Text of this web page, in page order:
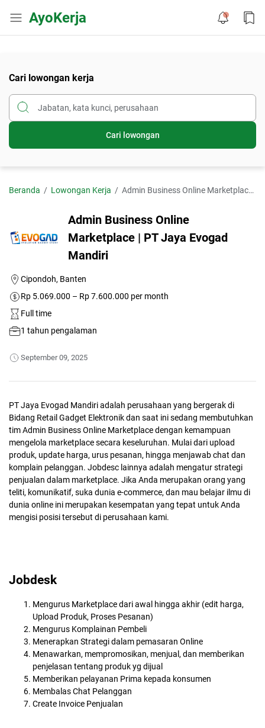
AyoKerja
Cari lowongan kerja
Cari lowongan
Beranda Lowongan Kerja Admin Business Online Marketplace | PT Jaya Evogad Mandiri
Admin Business Online
Marketplace | PT Jaya Evogad
Mandiri
Cipondoh, Banten
Rp 5.069.000 – Rp 7.600.000 per month
Full time
1 tahun pengalaman
September 09, 2025
PT Jaya Evogad Mandiri adalah perusahaan yang bergerak di
Bidang Retail Gadget Elektronik dan saat ini sedang membutuhkan
tim Admin Business Online Marketplace dengan kemampuan
mengelola marketplace secara keseluruhan. Mulai dari upload
produk, update harga, urus pesanan, hingga menjawab chat dan
komplain pelanggan. Jobdesc lainnya adalah mengatur strategi
penjualan dalam marketplace. Jika Anda merupakan orang yang
teliti, komunikatif, suka dunia e-commerce, dan mau belajar ilmu di
dunia online ini merupakan kesempatan yang tepat untuk Anda
mengisi posisi tersebut di perusahaan kami.
Jobdesk
Mengurus Marketplace dari awal hingga akhir (edit harga,
Upload Produk, Proses Pesanan)
Mengurus Komplainan Pembeli
Menerapkan Strategi dalam pemasaran Online
Menawarkan, mempromosikan, menjual, dan memberikan
penjelasan tentang produk yg dijual
Memberikan pelayanan Prima kepada konsumen
Membalas Chat Pelanggan
Create Invoice Penjualan